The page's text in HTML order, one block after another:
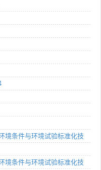
境条件与环境试验标准化技
境条件与环境试验标准化技